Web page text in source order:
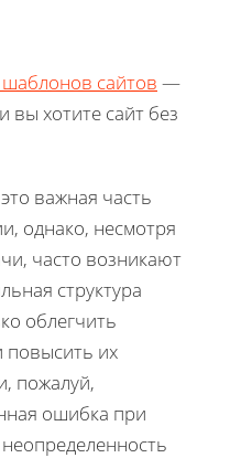
сайтов —
вы хотите сайт без
важная часть
однако, несмотря
часто возникают
структура
облегчить
повысить их
пожалуй,
ошибка при